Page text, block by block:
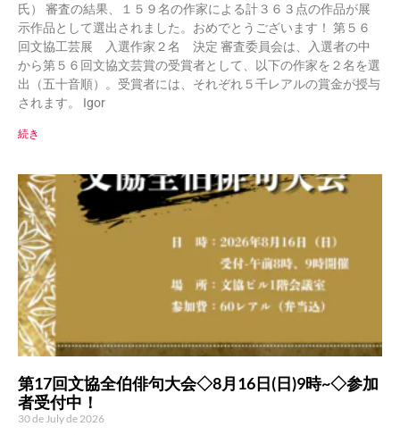
氏） 審査の結果、１５９名の作家による計３６３点の作品が展
示作品として選出されました。おめでとうございます！ 第５６
回文協工芸展 入選作家２名 決定 審査委員会は、入選者の中
から第５６回文協文芸賞の受賞者として、以下の作家を２名を選
出（五十音順）。受賞者には、それぞれ５千レアルの賞金が授与
されます。 Igor
続き
第17回文協全伯俳句大会◇8月16日(日)9時~◇参加
者受付中！
30 de July de 2026